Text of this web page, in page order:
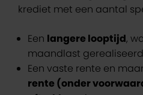
krediet met een aantal
Een langere looptijd,
maandlast
Een vaste rente en
rente (onder